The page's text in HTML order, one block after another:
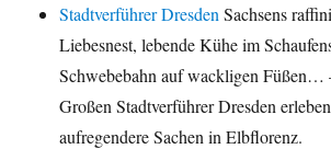
Stadtverführer Dresden Sachsens
Liebesnest, lebende Kühe im
Schwebebahn auf wackligen Füßen…
Großen Stadtverführer Dresden
aufregendere Sachen in Elbflorenz.